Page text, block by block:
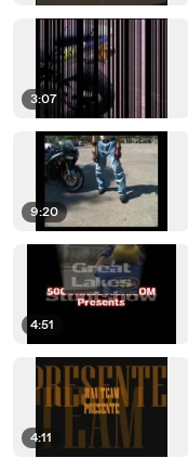
3:07
9:20
4:51
4:11